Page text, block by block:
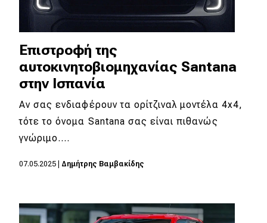
Επιστροφή της
αυτοκινητοβιομηχανίας Santana
στην Ισπανία
Αν σας ενδιαφέρουν τα ορίτζιναλ μοντέλα 4x4,
τότε το όνομα Santana σας είναι πιθανώς
γνώριμο.…
07.05.2025 Δημήτρης Βαμβακίδης